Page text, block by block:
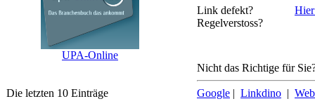
UPA-Online
Die letzten 10 Einträge
Link defekt?
Regelverstoss?
Nicht das Richtige für
Google | Linkdino | Web